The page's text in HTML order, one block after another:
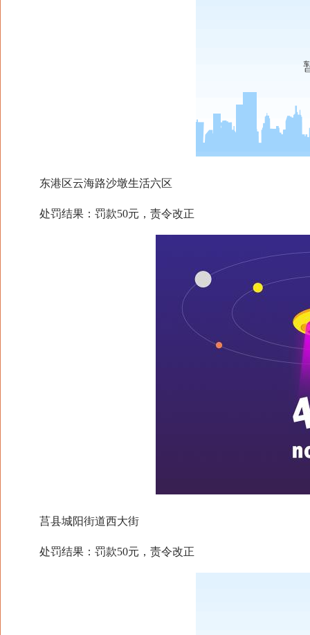
东港区云海路沙墩生活六区
处罚结果：罚款50元，责令改正
莒县城阳街道西大街
处罚结果：罚款50元，责令改正